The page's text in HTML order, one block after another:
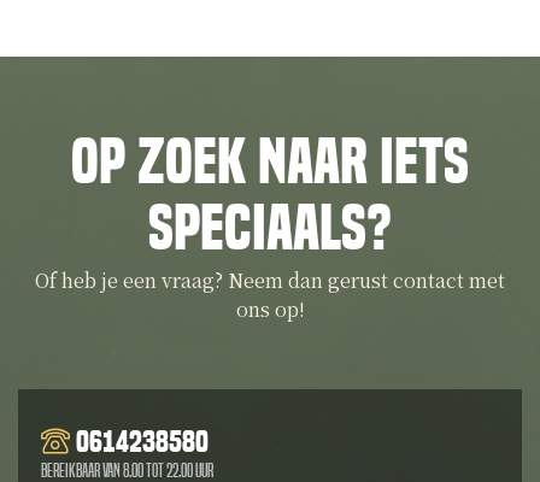
Op zoek naar iets
speciaals?
Of heb je een vraag? Neem dan gerust contact met
ons op!
0614238580
Bereikbaar van 8.00 tot 22.00 uur